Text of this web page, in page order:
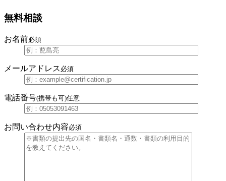
無料相談
お名前必須
メールアドレス 必須
電話番号(携帯も可)任意
お問い合わせ内容必須